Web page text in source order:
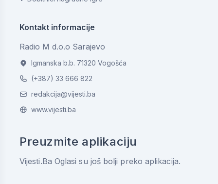
Kontakt informacije
Radio M d.o.o Sarajevo
Igmanska b.b. 71320 Vogošća
(+387) 33 666 822
redakcija@vijesti.ba
www.vijesti.ba
Preuzmite aplikaciju
Vijesti.Ba Oglasi su još bolji preko aplikacija.